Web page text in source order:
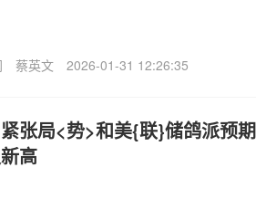
蔡英文 2026-01-31 12:26:35
张局<势>和美{联}储鸽派预
高